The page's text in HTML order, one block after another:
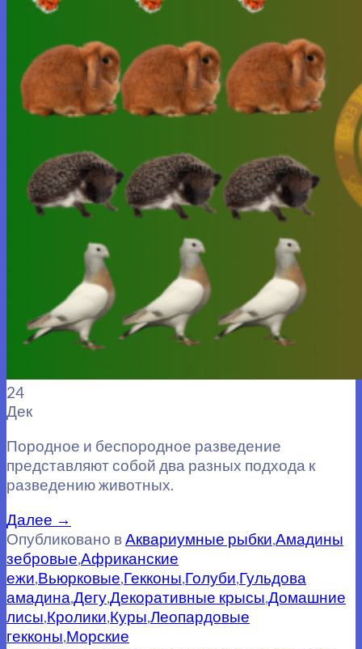
24
Дек
Породное и беспородное разведение
представляют собой два разных подхода к
разведению животных.
Далее →
Опубликовано вАквариумные рыбки,Амадины
зебровые,Африканские
ежи,Вьюрковые,Гекконы,Голуби,Гульдова
амадина,Дегу,Декоративные крысы,Домашние
лисы,Кролики,Куры,Леопардовые
гекконы,Морские